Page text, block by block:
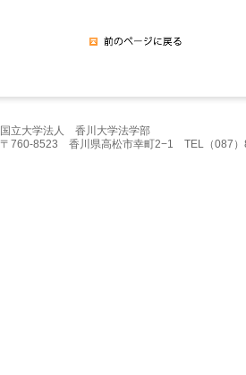
国立大学法人 香川大学法学部
〒760-8523 香川県高松市幸町2−1 TEL（087）